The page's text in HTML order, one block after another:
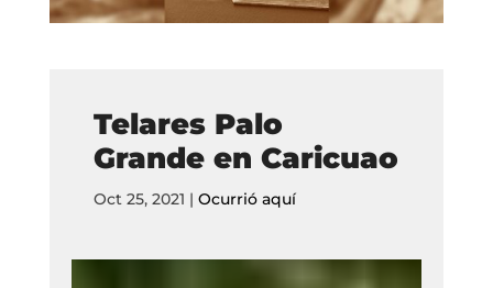
Telares Palo
Grande en Caricuao
Oct 25, 2021 | Ocurrió aquí